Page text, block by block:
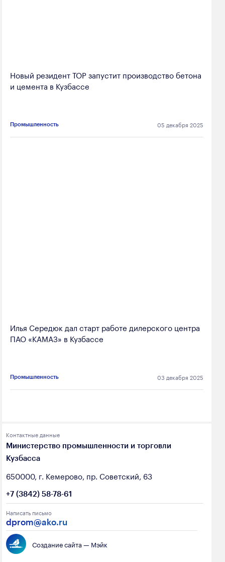
Новый резидент ТОР запустит производство бетона
и цемента в Кузбассе
Промышленность 05 декабря 2025
Илья Середюк дал старт работе дилерского центра
ПАО «КАМАЗ» в Кузбассе
Промышленность 03 декабря 2025
Контактные данные
Министерство промышленности и торговли
Кузбасса
650000, г. Кемерово, пр. Советский, 63
+7 (3842) 58-78-61
Написать письмо
dprom@ako.ru
Создание сайта — Мэйк